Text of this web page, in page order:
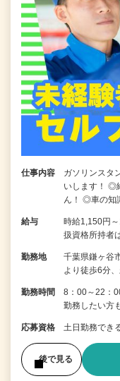
仕事内容
ガソリンスタ
いします！ ◎
ん！ ◎車の知
給与
時給1,150円
扱資格所持者
勤務地
千葉県鎌ヶ谷
より徒歩6分
勤務時間
8：00～22：
勤務したい方
応募資格 土日勤務で
後で見る